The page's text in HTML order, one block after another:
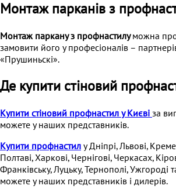
Монтаж парканів з
Монтаж паркану з профнастилуможна
замовити його у професіоналів –
«Прушиньскі».
Де купити стіновий
Купити стіновий профнастил у Києві за
можете у наших представників.
Купити профнастил у Дніпрі, Львові,
Полтаві, Харкові, Чернігові, Черкасах,
Франківську, Луцьку, Тернополі, Ужгороді
можете у наших представників і дилерів.